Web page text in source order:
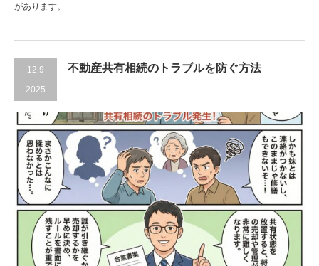
があります。
12.9
2025
不動産共有相続のトラブルを防ぐ方法